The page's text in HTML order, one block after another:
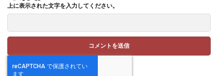
上に表示された文字を入力してください。